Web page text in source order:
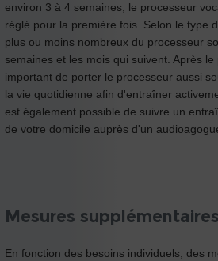
environ 3 à 4 semaines, le processeur
réglé pour la première fois. Selon le type
plus ou moins nombreux du processeur
semaines et les mois qui suivent. Après
important de porter le processeur aussi
la vie quotidienne afin d'entraîner
est également possible de suivre un
de votre domicile auprès d'un
Mesures supplémentaires
En fonction des besoins individuels, des